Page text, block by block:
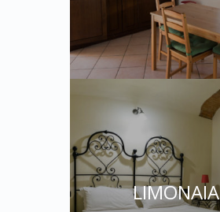
LIMONAIA